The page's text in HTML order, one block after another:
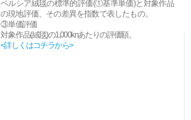
ペルシア絨毯の標準的評価(①基準単価)と対象作品
の現地評価、その差異を指数で表したもの。
③単価評価
対象作品(絨毯)の1,000knあたりの評価額。
<詳しくはコチラから>